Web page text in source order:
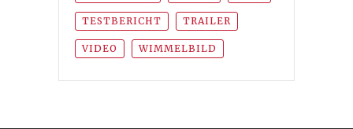
TESTBERICHT TRAILER
VIDEO WIMMELBILD